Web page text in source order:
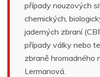
případy nouzových
chemických,
jaderných zbraní
případy války nebo
zbraně hromadného
Lermanová.